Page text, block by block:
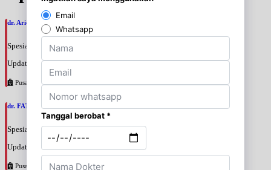
dr. Ario Baskoro, SpU
Spesialis: Bedah Urologi
Update terakhir: 2026-08-06 18:46:06
Pusat Pertamina
dr. FATAN ABSHARI, SpU
Spesialis: Bedah Urologi
Update terakhir: 2026-08-06 18:42:13
Pusat Pertamina